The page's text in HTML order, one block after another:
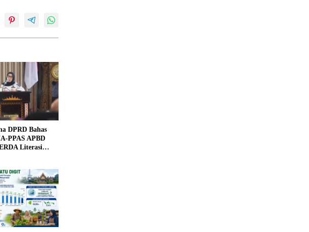
DPRD Bahas
PPAS APBD
Literasi